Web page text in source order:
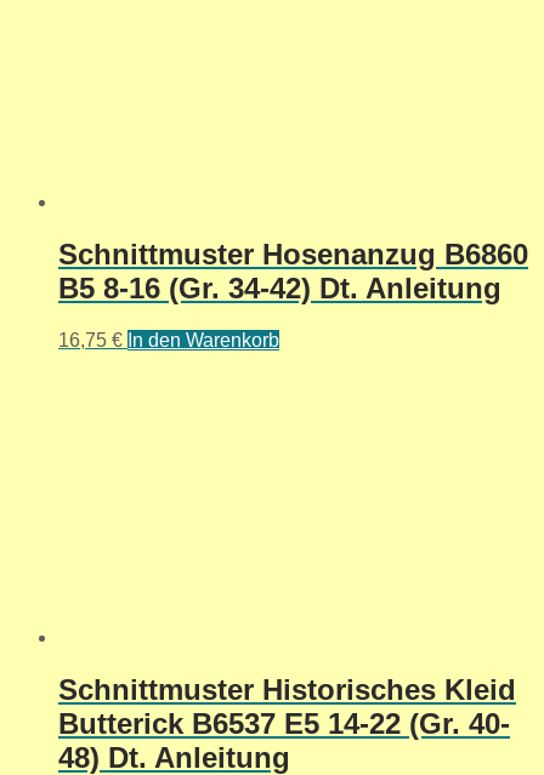
Schnittmuster Hosenanzug B6860
B5 8-16 (Gr. 34-42) Dt. Anleitung
16,75 € In den Warenkorb
Schnittmuster Historisches Kleid
Butterick B6537 E5 14-22 (Gr. 40-
48) Dt. Anleitung